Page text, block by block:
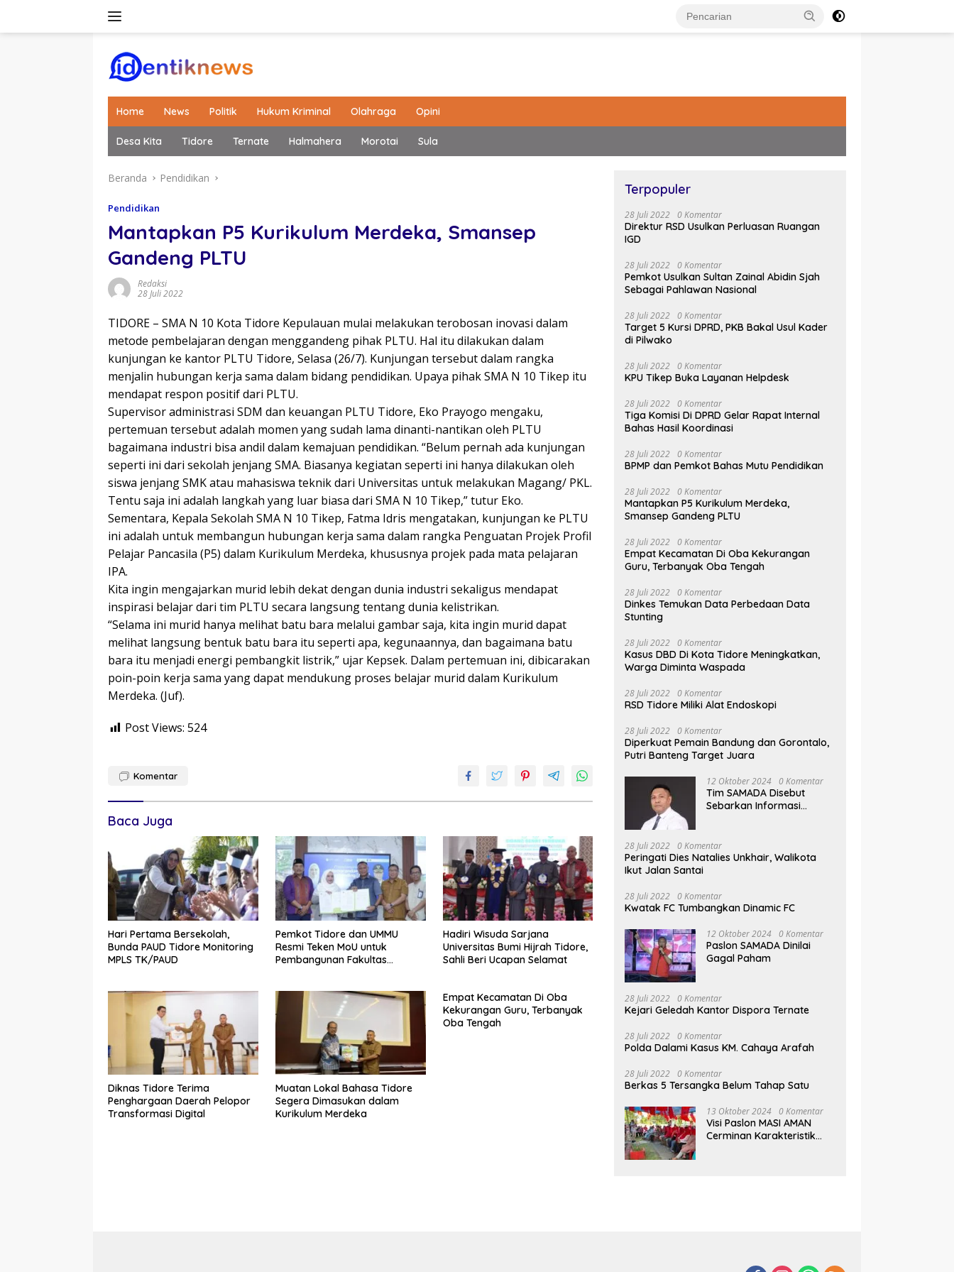
Home News Politik Hukum Kriminal Olahraga Opini
Desa Kita Tidore Ternate Halmahera Morotai Sula
Beranda Pendidikan
Pendidikan
Mantapkan P5 Kurikulum Merdeka, Smansep
Gandeng PLTU
Redaksi
28 Juli 2022
TIDORE – SMA N 10 Kota Tidore Kepulauan mulai melakukan terobosan inovasi dalam
metode pembelajaran dengan menggandeng pihak PLTU. Hal itu dilakukan dalam
kunjungan ke kantor PLTU Tidore, Selasa (26/7). Kunjungan tersebut dalam rangka
menjalin hubungan kerja sama dalam bidang pendidikan. Upaya pihak SMA N 10 Tikep itu
mendapat respon positif dari PLTU.
Supervisor administrasi SDM dan keuangan PLTU Tidore, Eko Prayogo mengaku,
pertemuan tersebut adalah momen yang sudah lama dinanti-nantikan oleh PLTU
bagaimana industri bisa andil dalam kemajuan pendidikan. “Belum pernah ada kunjungan
seperti ini dari sekolah jenjang SMA. Biasanya kegiatan seperti ini hanya dilakukan oleh
siswa jenjang SMK atau mahasiswa teknik dari Universitas untuk melakukan Magang/ PKL.
Tentu saja ini adalah langkah yang luar biasa dari SMA N 10 Tikep,” tutur Eko.
Sementara, Kepala Sekolah SMA N 10 Tikep, Fatma Idris mengatakan, kunjungan ke PLTU
ini adalah untuk membangun hubungan kerja sama dalam rangka Penguatan Projek Profil
Pelajar Pancasila (P5) dalam Kurikulum Merdeka, khususnya projek pada mata pelajaran
IPA.
Kita ingin mengajarkan murid lebih dekat dengan dunia industri sekaligus mendapat
inspirasi belajar dari tim PLTU secara langsung tentang dunia kelistrikan.
“Selama ini murid hanya melihat batu bara melalui gambar saja, kita ingin murid dapat
melihat langsung bentuk batu bara itu seperti apa, kegunaannya, dan bagaimana batu
bara itu menjadi energi pembangkit listrik,” ujar Kepsek. Dalam pertemuan ini, dibicarakan
poin-poin kerja sama yang dapat mendukung proses belajar murid dalam Kurikulum
Merdeka. (Juf).
Post Views: 524
Komentar
Baca Juga
Hari Pertama Bersekolah,
Bunda PAUD Tidore Monitoring
MPLS TK/PAUD
Pemkot Tidore dan UMMU
Resmi Teken MoU untuk
Pembangunan Fakultas
Hadiri Wisuda Sarjana
Universitas Bumi Hijrah Tidore,
Sahli Beri Ucapan Selamat
Diknas Tidore Terima
Penghargaan Daerah Pelopor
Transformasi Digital
Muatan Lokal Bahasa Tidore
Segera Dimasukan dalam
Kurikulum Merdeka
Empat Kecamatan Di Oba
Kekurangan Guru, Terbanyak
Oba Tengah
Terpopuler
28 Juli 2022 0 Komentar
Direktur RSD Usulkan Perluasan Ruangan
IGD
28 Juli 2022 0 Komentar
Pemkot Usulkan Sultan Zainal Abidin Sjah
Sebagai Pahlawan Nasional
28 Juli 2022 0 Komentar
Target 5 Kursi DPRD, PKB Bakal Usul Kader
di Pilwako
28 Juli 2022 0 Komentar
KPU Tikep Buka Layanan Helpdesk
28 Juli 2022 0 Komentar
Tiga Komisi Di DPRD Gelar Rapat Internal
Bahas Hasil Koordinasi
28 Juli 2022 0 Komentar
BPMP dan Pemkot Bahas Mutu Pendidikan
28 Juli 2022 0 Komentar
Mantapkan P5 Kurikulum Merdeka,
Smansep Gandeng PLTU
28 Juli 2022 0 Komentar
Empat Kecamatan Di Oba Kekurangan
Guru, Terbanyak Oba Tengah
28 Juli 2022 0 Komentar
Dinkes Temukan Data Perbedaan Data
Stunting
28 Juli 2022 0 Komentar
Kasus DBD Di Kota Tidore Meningkatkan,
Warga Diminta Waspada
28 Juli 2022 0 Komentar
RSD Tidore Miliki Alat Endoskopi
28 Juli 2022 0 Komentar
Diperkuat Pemain Bandung dan Gorontalo,
Putri Banteng Target Juara
12 Oktober 2024 0 Komentar
Tim SAMADA Disebut
Sebarkan Informasi
28 Juli 2022 0 Komentar
Peringati Dies Natalies Unkhair, Walikota
Ikut Jalan Santai
28 Juli 2022 0 Komentar
Kwatak FC Tumbangkan Dinamic FC
12 Oktober 2024 0 Komentar
Paslon SAMADA Dinilai
Gagal Paham
28 Juli 2022 0 Komentar
Kejari Geledah Kantor Dispora Ternate
28 Juli 2022 0 Komentar
Polda Dalami Kasus KM. Cahaya Arafah
28 Juli 2022 0 Komentar
Berkas 5 Tersangka Belum Tahap Satu
13 Oktober 2024 0 Komentar
Visi Paslon MASI AMAN
Cerminan Karakteristik